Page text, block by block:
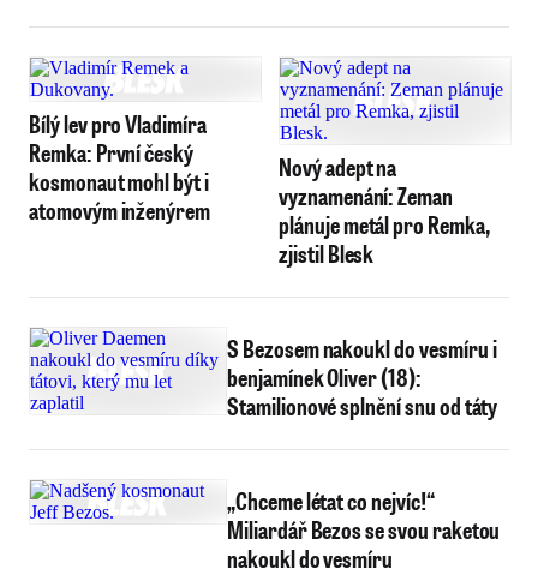
Bílý lev pro Vladimíra
Remka: První český
kosmonaut mohl být i
atomovým inženýrem
Nový adept na
vyznamenání: Zeman
plánuje metál pro Remka,
zjistil Blesk
S Bezosem nakoukl do vesmíru i
benjamínek Oliver (18):
Stamilionové splnění snu od táty
„Chceme létat co nejvíc!“
Miliardář Bezos se svou raketou
nakoukl do vesmíru